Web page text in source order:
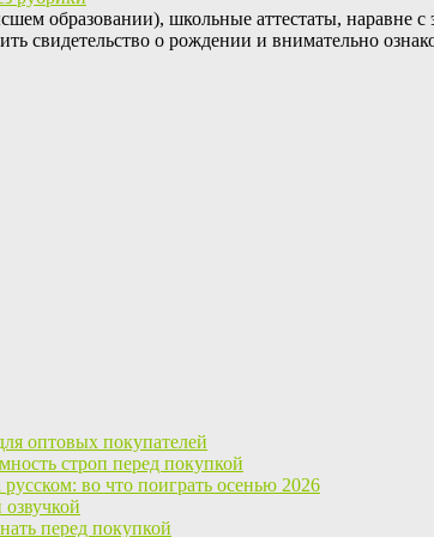
образовании), школьные аттестаты, наравне
свидетельство о рождении и внимательно
оптовых покупателей
строп перед покупкой
во что поиграть осенью 2026
перед покупкой